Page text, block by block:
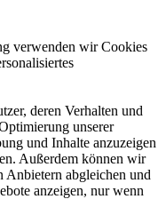
verwenden wir Cookies
deren Verhalten und
unserer
und Inhalte anzuzeigen
Außerdem können wir
Anbietern abgleichen und
anzeigen, nur wenn